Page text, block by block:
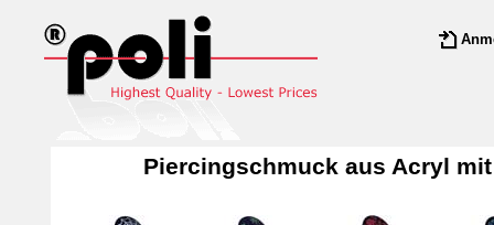
Piercingschmuck aus Acryl